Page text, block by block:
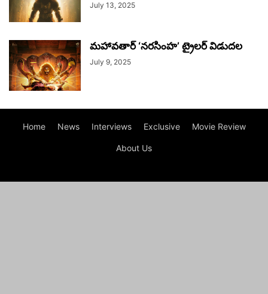
July 13, 2025
మహావతార్ ‘నరసింహ’ ట్రైలర్ విడుదల
July 9, 2025
Home News Interviews Exclusive Movie Review
About Us